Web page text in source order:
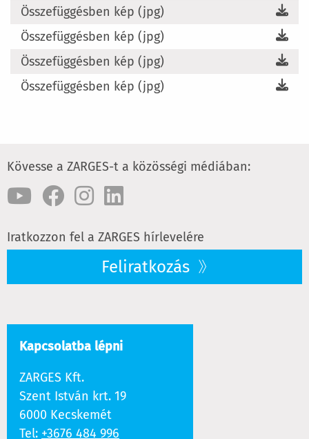
Összefüggésben kép (jpg)
Összefüggésben kép (jpg)
Összefüggésben kép (jpg)
Összefüggésben kép (jpg)
Kövesse a ZARGES-t a közösségi médiában:
Iratkozzon fel a ZARGES hírlevelére
Feliratkozás
Kapcsolatba lépni
ZARGES Kft.
Szent István krt. 19
6000 Kecskemét
Tel: +3676 484 996